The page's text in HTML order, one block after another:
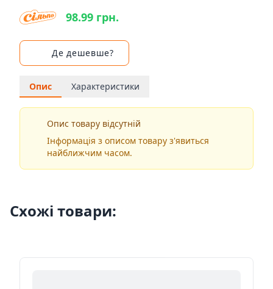
98.99 грн.
Де дешевше?
Опис Характеристики
Опис товару відсутній
Інформація з описом товару з'явиться
найближчим часом.
Схожі товари: